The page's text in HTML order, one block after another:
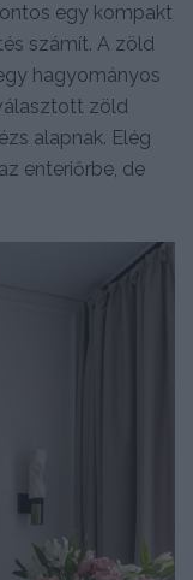
egy kompakt
számít. A zöld
hagyományos
zöld
alapnak. Elég
enteriőrbe, de